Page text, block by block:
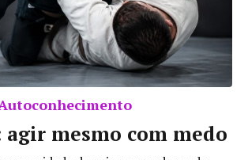
agir mesmo com medo